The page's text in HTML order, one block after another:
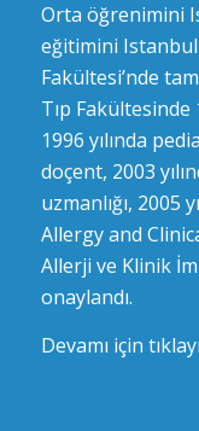
Orta öğrenimini
eğitimini
Fakültesi’nde
Tıp Fakültesinde
1996 yılında
doçent, 2003
uzmanlığı, 2005
Allergy and
Allerji ve Klinik
onaylandı.
Devamı için